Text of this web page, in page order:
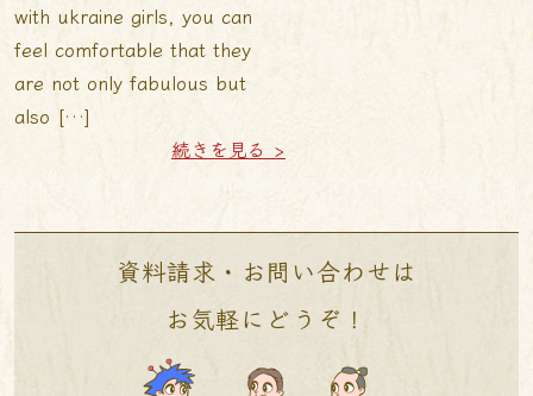
with ukraine girls, you can
feel comfortable that they
are not only fabulous but
also […]
続きを見る >
資料請求・お問い合わせは
お気軽にどうぞ！